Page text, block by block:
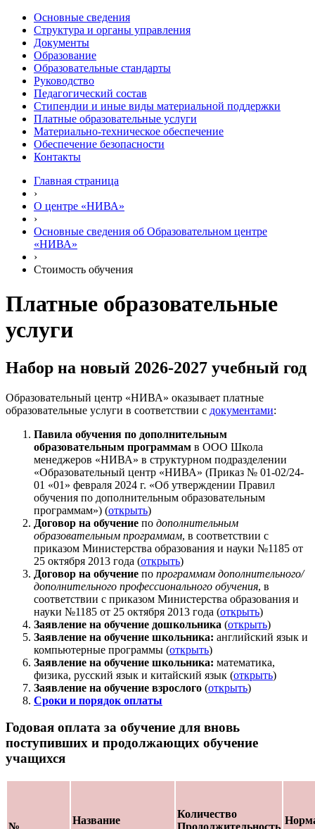
Основные сведения
Структура и органы управления
Документы
Образование
Образовательные стандарты
Руководство
Педагогический состав
Стипендии и иные виды материальной поддержки
Платные образовательные услуги
Материально-техническое обеспечение
Обеспечение безопасности
Контакты
Главная страница
›
О центре «НИВА»
›
Основные сведения об Образовательном центре
«НИВА»
›
Стоимость обучения
Платные образовательные
услуги
Набор на новый 2026-2027 учебный год
Образовательный центр «НИВА» оказывает платные
образовательные услуги в соответствии с документами:
Павила обучения по дополнительным
образовательным программам в ООО Школа
менеджеров «НИВА» в структурном подразделении
«Образовательный центр «НИВА» (Приказ № 01-02/24-
01 «01» февраля 2024 г. «Об утверждении Правил
обучения по дополнительным образовательным
программам») (открыть)
Договор на обучение по дополнительным
образовательным программам, в соответствии с
приказом Министерства образования и науки №1185 от
25 октября 2013 года (открыть)
Договор на обучение по программам дополнительного/
дополнительного профессионального обучения, в
соответствии с приказом Министерства образования и
науки №1185 от 25 октября 2013 года (открыть)
Заявление на обучение дошкольника (открыть)
Заявление на обучение школьника: английский язык и
компьютерные программы (открыть)
Заявление на обучение школьника: математика,
физика, русский язык и китайский язык (открыть)
Заявление на обучение взрослого (открыть)
Сроки и порядок оплаты
Годовая оплата за обучение для вновь
поступивших и продолжающих обучение
учащихся
№
Название
Количество
Продолжительность